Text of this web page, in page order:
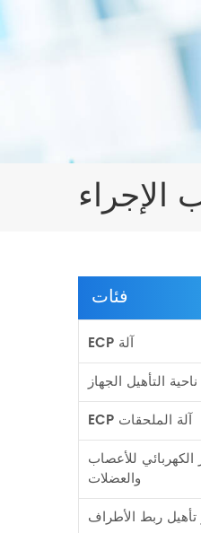
الإجراء
فئات
ECP آلة
التأهيل الجهاز
ECP آلة الملحقات
الكهربائي للأعصاب
والعضلات
تأهيل ربط الأطراف